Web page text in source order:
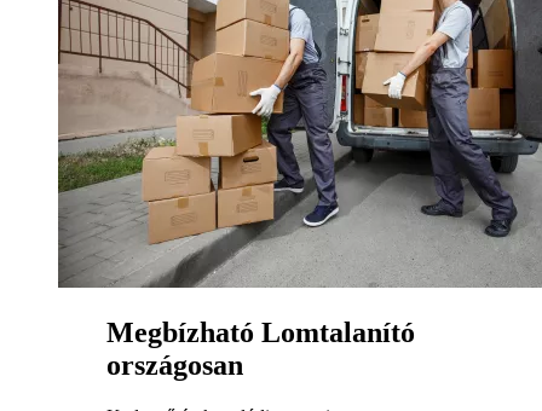
Megbízható Lomtalanító
országosan